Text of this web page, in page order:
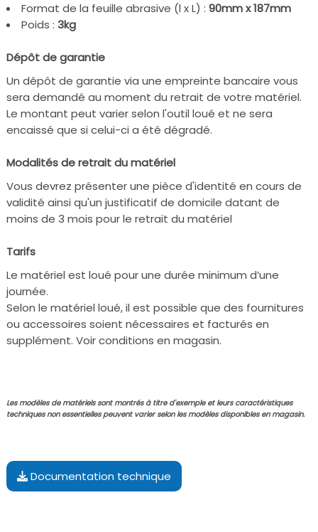
Format de la feuille abrasive (l x L) : 90mm x 187mm
Poids : 3kg
Dépôt de garantie
Un dépôt de garantie via une empreinte bancaire vous
sera demandé au moment du retrait de votre matériel.
Le montant peut varier selon l'outil loué et ne sera
encaissé que si celui-ci a été dégradé.
Modalités de retrait du matériel
Vous devrez présenter une pièce d'identité en cours de
validité ainsi qu'un justificatif de domicile datant de
moins de 3 mois pour le retrait du matériel
Tarifs
Le matériel est loué pour une durée minimum d’une
journée.
Selon le matériel loué, il est possible que des fournitures
ou accessoires soient nécessaires et facturés en
supplément. Voir conditions en magasin.
Les modèles de matériels sont montrés à titre d'exemple et leurs caractéristiques
techniques non essentielles peuvent varier selon les modèles disponibles en magasin.
Documentation technique